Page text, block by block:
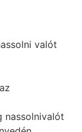
valót
nassolnivalót